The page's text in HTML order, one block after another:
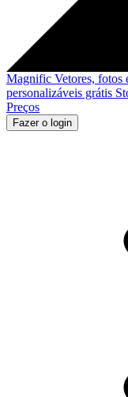
Magnific Vetores, fotos
personalizáveis grátis
Preços
Fazer o login